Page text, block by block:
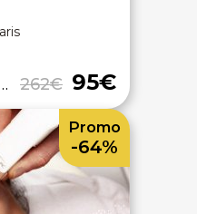
262€ 95€
Promo
-64%
qualité
confiance
certifiés
entreprise
- FAQ